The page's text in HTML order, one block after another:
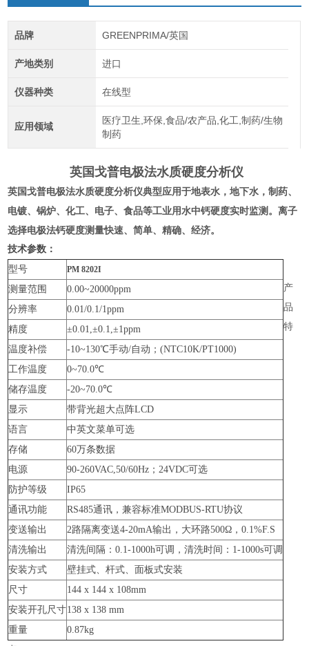
品牌 GREENPRIMA/英国
产地类别 进口
仪器种类 在线型
应用领域
医疗卫生,环保,食品/农产品,化工,制药/生物
制药
英国戈普电极法水质硬度分析仪
英国戈普电极法水质硬度分析仪典型应用于地表水，地下水，制药、
电镀、锅炉、化工、电子、食品等工业用水中钙硬度实时监测。离子
选择电极法钙硬度测量快速、简单、精确、经济。
技术参数：
型号
PM 8202I
测量范围
0.00~20000ppm
分辨率
0.01/0.1/1ppm
精度
±0.01,±0.1,±1ppm
温度补偿
-10~130℃手动/自动；(NTC10K/PT1000)
工作温度
0~70.0℃
储存温度
-20~70.0℃
显示
带背光超大点阵LCD
语言
中英文菜单可选
存储
60万条数据
电源
90-260VAC,50/60Hz；24VDC可选
防护等级
IP65
通讯功能
RS485通讯，兼容标准MODBUS-RTU协议
变送输出
2路隔离变送4-20mA输出，大环路500Ω，0.1%F.S
清洗输出
清洗间隔：0.1-1000h可调，清洗时间：1-1000s可调
安装方式
壁挂式、杆式、面板式安装
尺寸
144 x 144 x 108mm
安装开孔尺寸138 x 138 mm
重量
0.87kg
产
品
特